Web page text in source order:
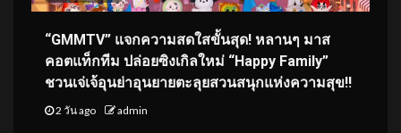
“GMMTV” แจกความสดใสขั้นสุด! หลานๆ มาส
คอตแท็กทีม ปล่อยซิงเกิลใหม่ “Happy Family”
ชวนเจ่เจ้อุนย่าอุนยายตะลุยสวนสนุกแห่งความสุข!!
2 วัน ago admin